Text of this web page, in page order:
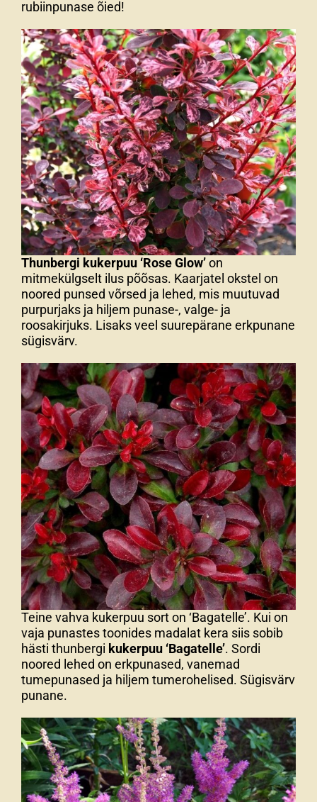
rubiinpunase õied!
Thunbergi kukerpuu ‘Rose Glow’on
mitmekülgselt ilus põõsas. Kaarjatel okstel on
noored punsed võrsed ja lehed, mis muutuvad
purpurjaks ja hiljem punase-, valge- ja
roosakirjuks. Lisaks veel suurepärane erkpunane
sügisvärv.
Teine vahva kukerpuu sort on ‘Bagatelle’. Kui on
vaja punastes toonides madalat kera siis sobib
hästi thunbergi kukerpuu ‘Bagatelle’. Sordi
noored lehed on erkpunased, vanemad
tumepunased ja hiljem tumerohelised. Sügisvärv
punane.